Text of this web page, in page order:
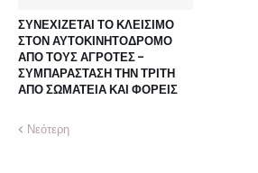
ΣΥΝΕΧΙΖΕΤΑΙ ΤΟ ΚΛΕΙΣΙΜΟ
ΣΤΟΝ ΑΥΤΟΚΙΝΗΤΟΔΡΟΜΟ
ΑΠΟ ΤΟΥΣ ΑΓΡΟΤΕΣ -
ΣΥΜΠΑΡΑΣΤΑΣΗ ΤΗΝ ΤΡΙΤΗ
ΑΠΟ ΣΩΜΑΤΕΙΑ ΚΑΙ ΦΟΡΕΙΣ
Νεότερη